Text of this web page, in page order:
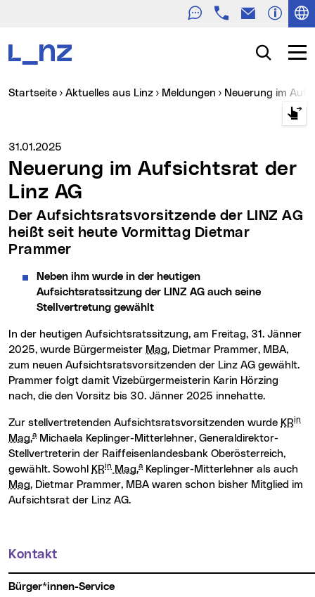
TelefonE-Mail
Suche
Sie sind hier:
Startseite Aktuelles aus Linz Meldungen Neuerung im
Medienservice vom:
31.01.2025
Neuerung im Aufsichtsrat der
Linz AG
Der Aufsichtsratsvorsitzende der LINZ AG
heißt seit heute Vormittag Dietmar
Prammer
Neben ihm wurde in der heutigen
Aufsichtsratssitzung der LINZ AG auch seine
Stellvertretung gewählt
2025, wurde Bürgermeister Mag. Dietmar Prammer, MBA,
zum neuen Aufsichtsratsvorsitzenden der Linz AG gewählt.
Prammer folgt damit Vizebürgermeisterin Karin Hörzing
nach, die den Vorsitz bis 30. Jänner 2025 innehatte.
Zur stellvertretenden Aufsichtsratsvorsitzenden wurde KRin
Mag.a Michaela Keplinger-Mitterlehner, Generaldirektor-
Stellvertreterin der Raiffeisenlandesbank Oberösterreich,
gewählt. Sowohl
KRin Mag.a Keplinger-Mitterlehner als auch
Mag. Dietmar Prammer, MBA waren schon bisher Mitglied im
Aufsichtsrat der Linz AG.
Weitere Informationen
Kontakt
Bürger*innen-Service